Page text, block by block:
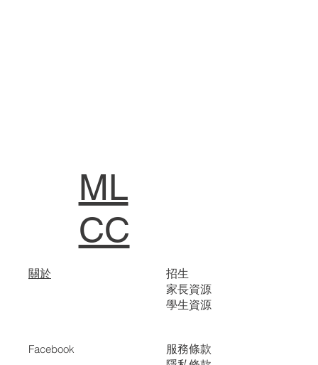
關於
招生
家長資源
學生資源
服務條款
Facebook
ML
CC